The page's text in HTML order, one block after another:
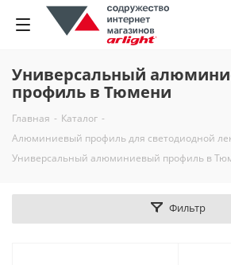
Универсальный
профиль в Тюмени
Главная - Каталог -
Алюминиевый профиль для светодиодной
Универсальный алюминиевый профиль в
Фильтр